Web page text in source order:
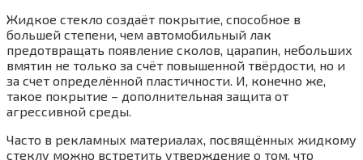
Жидкое стекло создаёт покрытие, способное в
большей степени, чем автомобильный лак
предотвращать появление сколов, царапин, небольших
вмятин не только за счёт повышенной твёрдости, но и
за счет определённой пластичности. И, конечно же,
такое покрытие – дополнительная защита от
агрессивной среды.
Часто в рекламных материалах, посвящённых жидкому
стеклу можно встретить утверждение о том, что